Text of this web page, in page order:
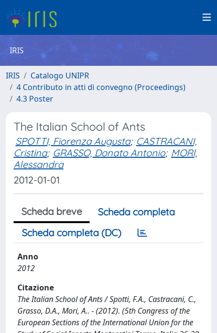
IRIS
IRIS
Catalogo UNIPR
4 Contributo in atti di convegno (Proceedings)
4.3 Poster
The Italian School of Ants
SPOTTI, Fiorenza Augusta; CASTRACANI,
Cristina; GRASSO, Donato Antonio; MORI,
Alessandra
2012-01-01
Scheda breve
Scheda completa
Scheda completa (DC)
Anno
2012
Citazione
The Italian School of Ants / Spotti, F.A., Castracani, C.,
Grasso, D.A., Mori, A.. - (2012). (5th Congress of the
European Sections of the International Union for the